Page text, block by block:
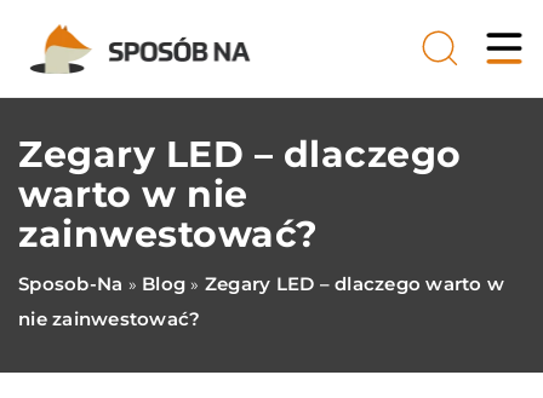
Zegary LED – dlaczego
warto w nie
zainwestować?
Sposob-Na » Blog » Zegary LED – dlaczego warto w
nie zainwestować?